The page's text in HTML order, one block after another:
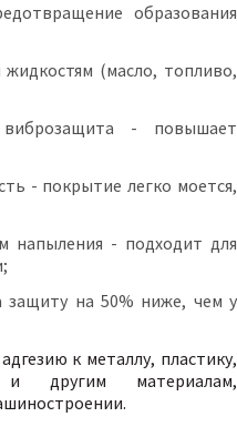
образования
(масло, топливо,
- повышает
- покрытие легко моется,
напыления - подходит для
защиту на 50% ниже, чем у
к металлу, пластику,
и другим материалам,